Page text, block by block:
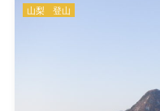
山梨 登山